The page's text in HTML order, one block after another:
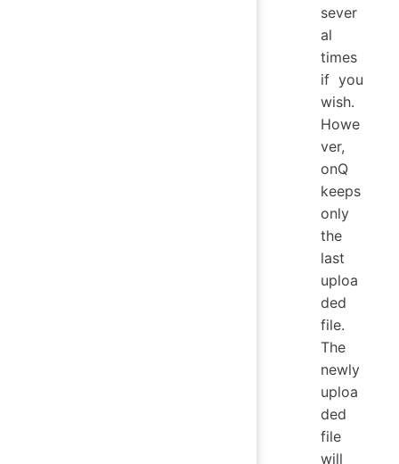
sever
al
times
if you
wish.
Howe
ver,
onQ
keeps
only
the
last
uploa
ded
file.
The
newly
uploa
ded
file
will